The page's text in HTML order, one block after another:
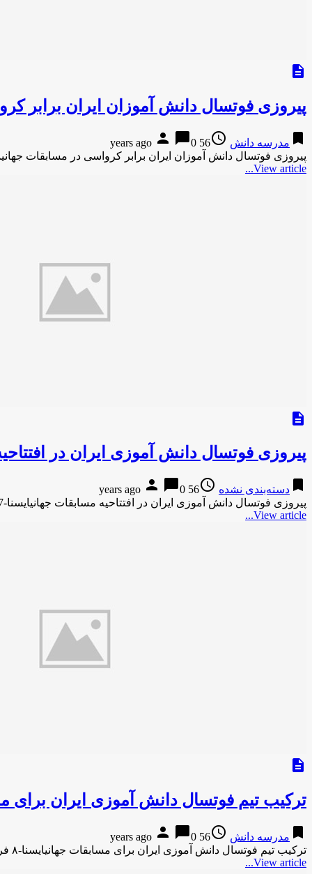
description
پیروزی فوتسال دانش آموزان ایران برابر
bookmark مدرسه دانش access_time
56 years ago
person chat_bubble0
پیروزی فوتسال دانش آموزان ایران برابر کرواسی در مسابقات جهانیمهر-19 ساعت پیش پیروزی فوتسال دانش آموزان ایران برابر
View article...
description
پیروزی فوتسال دانش آموزی ایران در
bookmark دسته‌بندی نشده access_time
56 years ago
person chat_bubble0
پیروزی فوتسال دانش آموزی ایران در افتتاحیه مسابقات جهانیایسنا-7 ساعت پیش پیروزی فوتسال دانش آموزی ایران در افتتاحیه مسابقات جهانی …
View article...
description
ترکیب تیم فوتسال دانش آموزی ایران برای
bookmark مدرسه دانش access_time
56 years ago
person chat_bubble0
ترکیب تیم فوتسال دانش آموزی ایران برای مسابقات جهانیایسنا-۸ فروردین ۱۳۹۵ ترکیب تیم فوتسال دانش آموزی ایران برای مسابقات جهانی …
View article...